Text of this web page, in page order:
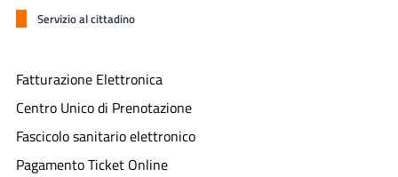
Servizio al cittadino
Fatturazione Elettronica
Centro Unico di Prenotazione
Fascicolo sanitario elettronico
Pagamento Ticket Online